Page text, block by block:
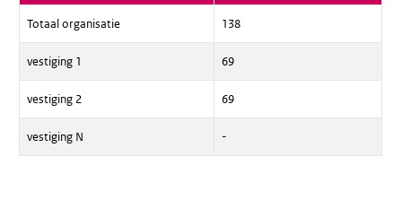
Totaal organisatie 138
vestiging 1 69
vestiging 2 69
vestiging N -